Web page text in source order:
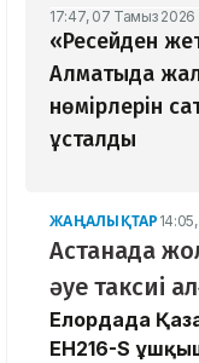
17:47, 07 Тамыз 2026
«Ресейден
Алматыда
нөмірлерін
ұсталды
ЖАҢАЛЫҚТАР
Астанада
әуе таксиі
Елордада
EH216-S